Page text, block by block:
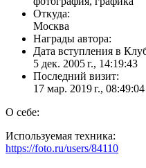
Откуда:
Москва
Награды автора:
Дата вступления в
5 дек. 2005 г., 14:19:43
Последний визит:
17 мар. 2019 г., 08:49:04
О себе:
Используемая техника:
https://foto.ru/users/84110